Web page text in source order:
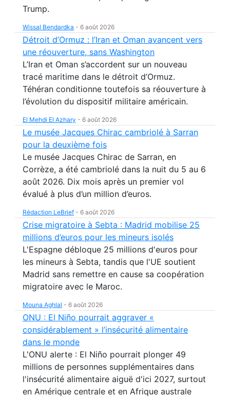
Trump.
Wissal Bendardka - 6 août 2026
Détroit d’Ormuz : l’Iran et Oman avancent vers
une réouverture, sans Washington
L’Iran et Oman s’accordent sur un nouveau
tracé maritime dans le détroit d’Ormuz.
Téhéran conditionne toutefois sa réouverture à
l’évolution du dispositif militaire américain.
El Mehdi El Azhary - 6 août 2026
Le musée Jacques Chirac cambriolé à Sarran
pour la deuxième fois
Le musée Jacques Chirac de Sarran, en
Corrèze, a été cambriolé dans la nuit du 5 au 6
août 2026. Dix mois après un premier vol
évalué à plus d’un million d’euros.
Rédaction LeBrief - 6 août 2026
Crise migratoire à Sebta : Madrid mobilise 25
millions d’euros pour les mineurs isolés
L'Espagne débloque 25 millions d'euros pour
les mineurs à Sebta, tandis que l'UE soutient
Madrid sans remettre en cause sa coopération
migratoire avec le Maroc.
Mouna Aghlal - 6 août 2026
ONU : El Niño pourrait aggraver «
considérablement » l’insécurité alimentaire
dans le monde
L'ONU alerte : El Niño pourrait plonger 49
millions de personnes supplémentaires dans
l'insécurité alimentaire aiguë d'ici 2027, surtout
en Amérique centrale et en Afrique australe